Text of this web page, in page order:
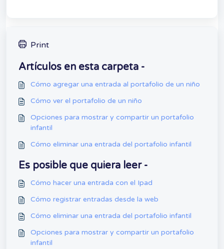
Print
Artículos en esta carpeta -
Cómo agregar una entrada al portafolio de un niño
Cómo ver el portafolio de un niño
Opciones para mostrar y compartir un portafolio
infantil
Cómo eliminar una entrada del portafolio infantil
Es posible que quiera leer -
Cómo hacer una entrada con el Ipad
Cómo registrar entradas desde la web
Cómo eliminar una entrada del portafolio infantil
Opciones para mostrar y compartir un portafolio
infantil